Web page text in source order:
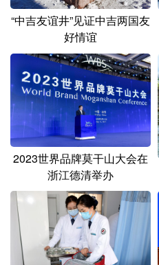
新疆 内蒙古
多语种频道
English Español
Русский язык
Deutsch Português
“中吉友谊井”见证中吉两国友
好情谊
2023世界品牌莫干山大会在
浙江德清举办